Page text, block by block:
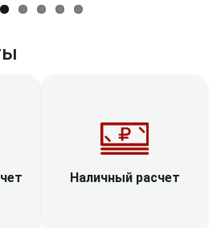
Наличный расчет